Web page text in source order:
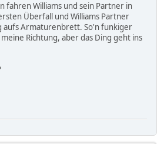
fahren Williams und sein Partner in
Überfall und Williams Partner
aufs Armaturenbrett. So'n funkiger
Richtung, aber das Ding geht ins